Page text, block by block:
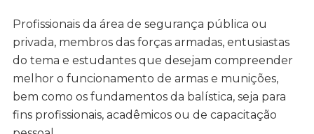
Profissionais da área de segurança pública ou
privada, membros das forças armadas, entusiastas
do tema e estudantes que desejam compreender
melhor o funcionamento de armas e munições,
bem como os fundamentos da balística, seja para
fins profissionais, acadêmicos ou de capacitação